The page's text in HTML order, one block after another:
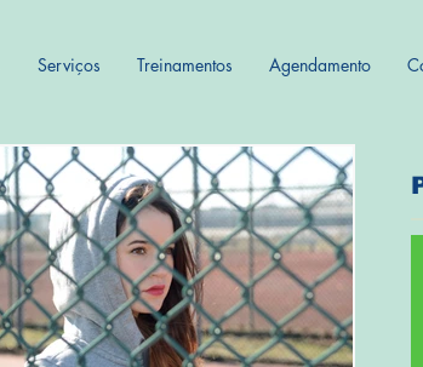
Serviços Treinamentos Agendamento